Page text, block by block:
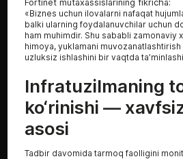
Fortinet mutaxassislarining fikricha:
«Biznes uchun ilovalarni nafaqat
balki ularning foydalanuvchilar uchun
ham muhimdir. Shu sababli zamonaviy
himoya, yuklamani
uzluksiz ishlashini bir vaqtda
Infratuzilmaning
ko‘rinishi —
asosi
Tadbir davomida tarmoq faolligini